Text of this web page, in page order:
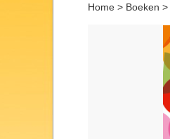
Home > Boeken >